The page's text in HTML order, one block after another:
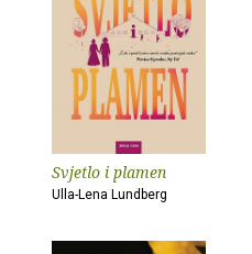
Svjetlo i plamen
Ulla-Lena Lundberg